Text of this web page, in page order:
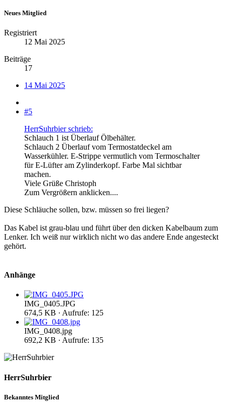
Neues Mitglied
Registriert
12 Mai 2025
Beiträge
17
14 Mai 2025
#5
HerrSuhrbier schrieb:
Schlauch 1 ist Überlauf Ölbehälter.
Schlauch 2 Überlauf vom Termostatdeckel am
Wasserkühler. E-Strippe vermutlich vom Termoschalter
für E-Lüfter am Zylinderkopf. Farbe Mal sichtbar
machen.
Viele Grüße Christoph
Zum Vergrößern anklicken....
Diese Schläuche sollen, bzw. müssen so frei liegen?
Das Kabel ist grau-blau und führt über den dicken Kabelbaum zum
Lenker. Ich weiß nur wirklich nicht wo das andere Ende angesteckt
gehört.
Anhänge
IMG_0405.JPG
674,5 KB · Aufrufe: 125
IMG_0408.jpg
692,2 KB · Aufrufe: 135
HerrSuhrbier
Bekanntes Mitglied